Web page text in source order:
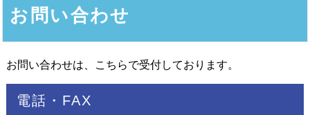
お問い合わせ
お問い合わせは、こちらで受付しております。
電話・FAX